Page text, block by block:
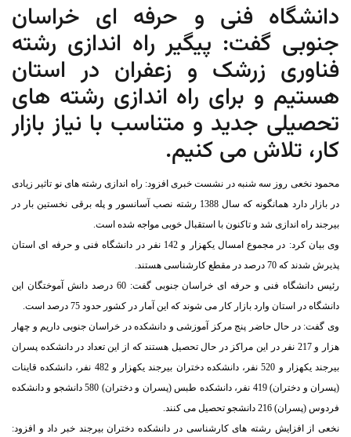
دانشگاه فنی و حرفه ای خراسان
جنوبی گفت: پیگیر راه اندازی رشته
فناوری زرشک و زعفران در استان
هستیم و برای راه اندازی رشته های
تحصیلی جدید و متناسب با نیاز بازار
کار، تلاش می کنیم.
محمود نخعی روز سه شنبه در نشست خبری افزود: راه اندازی رشته های نو تاثیر زیادی
در بازار دارد همانگونه که سال 1388 رشته نصب آسانسور و پله برقی نخستین بار در
بیرجند راه اندازی شد و تاکنون با استقبال خوبی مواجه شده است.
وی بیان کرد: در مجموع امسال یکهزار و 142 نفر در دانشگاه فنی و حرفه ای استان
پذیرش شدند که 70 درصد در مقطع کارشناسی هستند.
رئیس دانشگاه فنی و حرفه ای خراسان جنوبی گفت: 60 درصد دانش آموختگان این
دانشگاه در استان وارد بازار کار می شوند که این آمار در کشور حدود 75 درصد است.
وی گفت: در حال حاضر پنج مرکز آموزشی و دانشکده در خراسان جنوبی داریم و چهار
هزار و 217 نفر در این مراکز در حال تحصیل هستند که از این تعداد در دانشکده پسران
بیرجند یکهزار و 520 نفر، دانشکده دختران بیرجند یکهزار و 482 نفر، دانشکده قاینات
(پسران و دختران) 419 نفر، دانشکده طبس (پسران و دختران) 580 دانشجو و دانشکده
فردوس (پسران) 216 دانشجو تحصیل می کنند.
نخعی از افزایش رشته های کارشناسی در دانشکده دختران بیرجند خبر داد و افزود: